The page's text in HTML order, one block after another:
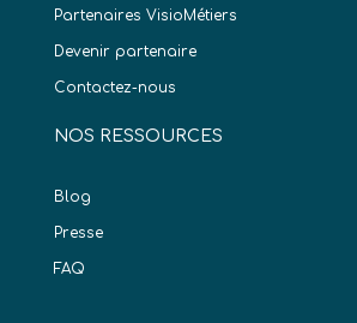
Partenaires VisioMétiers
Devenir partenaire
Contactez-nous
NOS RESSOURCES
Blog
Presse
FAQ